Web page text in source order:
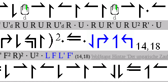
U'd R U R U R U'd R · U · R U R' U R U² R' · U
R)² · U² · L F L' F' (14,18) Wolfgang Hintze 'Der ungarische